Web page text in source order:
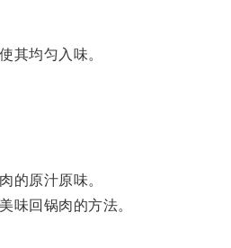
其均匀入味。
的原汁原味。
回锅肉的方法。